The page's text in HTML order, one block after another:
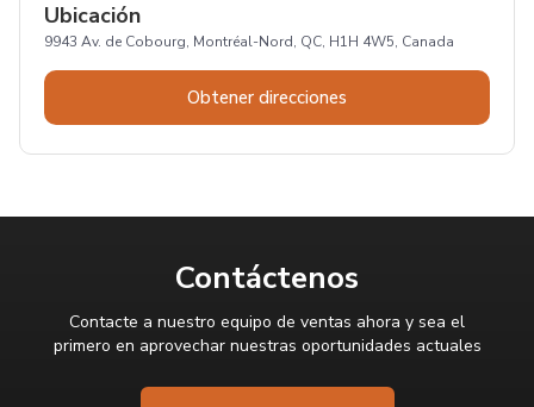
Ubicación
9943 Av. de Cobourg, Montréal-Nord, QC, H1H 4W5, Canada
Obtener direcciones
Contáctenos
Contacte a nuestro equipo de ventas ahora y sea el
primero en aprovechar nuestras oportunidades actuales